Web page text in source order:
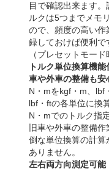
目で確認出来ます。
ルクは5つまでメモ
ので、頻度の高い作
録しておけば便利で
（プレセットモード
トルク単位換算機能
車や外車の整備も安
N・mをkgf・m、lbf
lbf・ftの各単位に換
N・mでのトルク指
旧車や外車の整備作
倒な単位換算の計算
ありません。
左右両方向測定可能